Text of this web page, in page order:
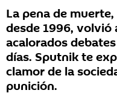
La pena de
desde 1996, volvió
acalorados
días. Sputnik te
clamor de la
punición.